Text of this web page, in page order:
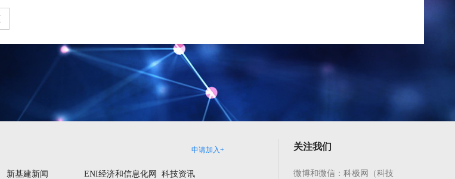
申请加入+
新基建新闻 ENI经济和信息化网 科技资讯
关注我们
微博和微信：科极网（科技